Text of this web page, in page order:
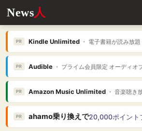
News人
PR Kindle Unlimited・ 電子書籍が読み放
PR Audible・ プライム会員限定 オーディオブッ
PR Amazon Music Unlimited・ 音楽聴き放
PR ahamo乗り換えで20,000ポイント